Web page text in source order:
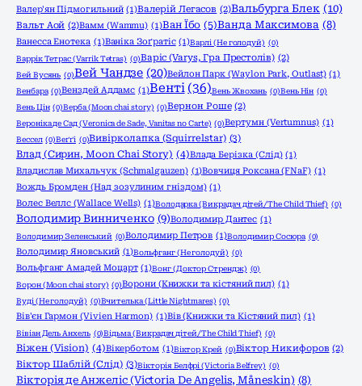
Валер'ян Підмогильний (1)Валерій Легасов (2)Вальбурга Блек (10)
Вальт Аой (2)Вамм (Wammu) (1)Ван Їбо (5)Ванда Максимова (8)
Ванесса Енотека (1)Ваніка Зоґратіс (1)Варлі (Не голодуй) (0)
Варрік Тетрас (Varrik Tetras) (0)Варіс (Varys, Гра Престолів) (2)
Вей Вусянь (0)Вей Чандзе (20)Вейлон Парк (Waylon Park, Outlast) (1)
Венбара (0)Венздей Аддамс (1)Венті (36)Вень Жвохань (0)Вень Нін (0)
Вень Цін (0)Верба (Moon chai story) (0)Вернон Роше (2)
Вероніка де Сад (Veronica de Sade, Vanitas no Carte) (0)Вертумн (Vertumnus) (1)
Вессел (0)Веґґі (0)Вивірколапка (Squirrelstar) (3)
Влад (Сирин, Moon Chai Story) (4)Влада Берізка (Слід) (1)
Владислав Михальчук (Schmalgauzen) (1)Вовчиця Роксана (FNaF) (1)
Вождь Бромден (Над зозулиним гніздом) (1)
Волес Веллс (Wallace Wells) (1)Володарка (Викрадач дітей/The Child Thief) (0)
Володимир Винниченко (9)Володимир Дантес (1)
Володимир Зеленський (0)Володимир Петров (1)Володимир Сосюра (0)
Володимир Яновський (1)Вольфганг (Не голодуй) (0)
Вольфганг Амадей Моцарт (1)Вонг (Доктор Стрендж) (0)
Ворон (Moon chai story) (0)Ворони (Книжки та кістяний пил) (1)
Вуді (Не голодуй) (0)Вчителька (Little Nightmares) (0)
Вів'єн Гармон (Vivien Harmon) (1)Вів (Книжки та Кістяний пил) (1)
Вівіан Дель Анхель (0)Відьма (Викрадач дітей/The Child Thief) (0)
Віжен (Vision) (4)Вікерботом (1)Віктор Крей (0)Віктор Никифоров (2)
Віктор Шаблій (Слід) (3)Вікторія Белфрі (Victoria Belfrey) (0)
Вікторія де Анжеліс (Victoria De Angelis, Måneskin) (8)